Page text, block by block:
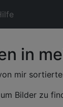
in
mir
Bilder zu